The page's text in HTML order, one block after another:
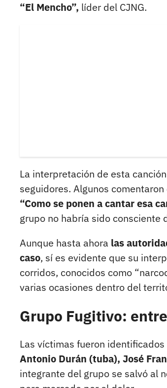
“El Mencho”, líder del CJNG.
La interpretación de esta
seguidores. Algunos
“Como se ponen a cantar esa
grupo no habría sido consciente
Aunque hasta ahora las
caso, sí es evidente que su
corridos, conocidos como
varias ocasiones dentro del
Grupo Fugitivo:
Las víctimas fueron identificados
Antonio Durán (tuba), José
integrante del grupo se salvó al